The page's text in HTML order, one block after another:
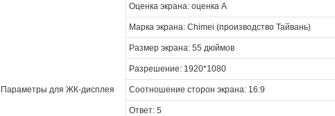
Параметры для ЖК-дисплея
Оценка экрана: оценка А
Марка экрана: Chimei (производство Тайвань)
Размер экрана: 55 дюймов
Разрешение: 1920*1080
Соотношение сторон экрана: 16:9
Ответ: 5